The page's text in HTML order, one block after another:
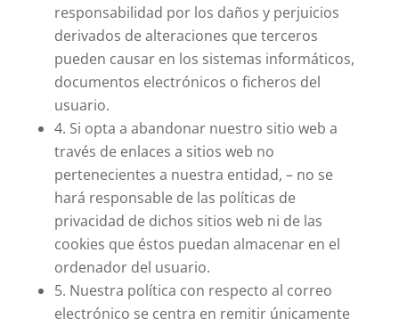
responsabilidad por los daños y perjuicios
derivados de alteraciones que terceros
pueden causar en los sistemas informáticos,
documentos electrónicos o ficheros del
usuario.
4. Si opta a abandonar nuestro sitio web a
través de enlaces a sitios web no
pertenecientes a nuestra entidad, – no se
hará responsable de las políticas de
privacidad de dichos sitios web ni de las
cookies que éstos puedan almacenar en el
ordenador del usuario.
5. Nuestra política con respecto al correo
electrónico se centra en remitir únicamente